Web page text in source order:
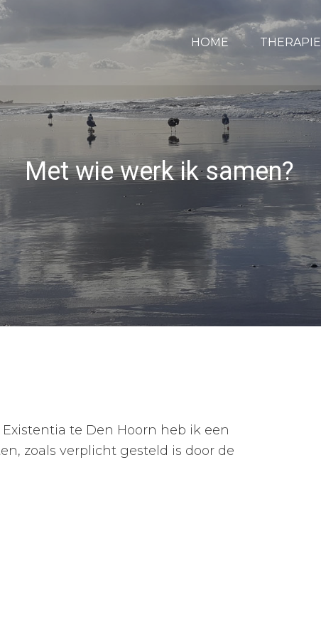
HOME THERAPIE
Met wie werk ik samen?
te Den Hoorn heb ik een
zoals verplicht gesteld is door de